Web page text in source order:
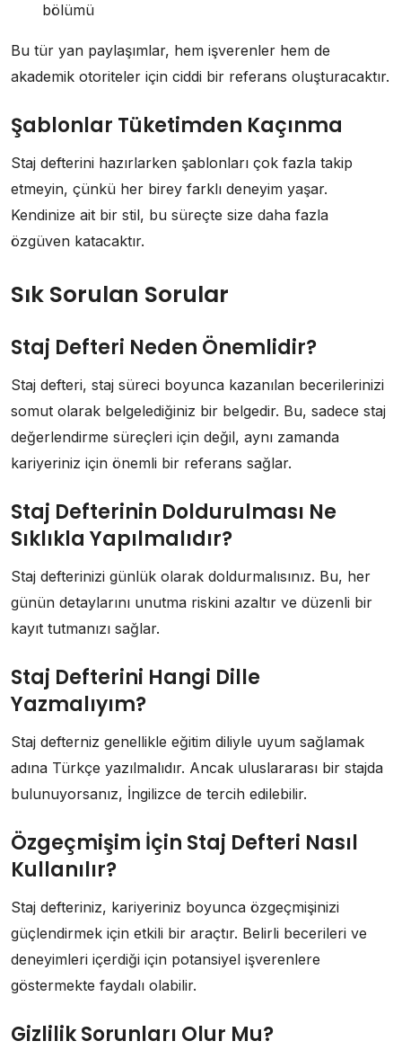
bölümü
Bu tür yan paylaşımlar, hem işverenler hem de
akademik otoriteler için ciddi bir referans oluşturacaktır.
Şablonlar Tüketimden Kaçınma
Staj defterini hazırlarken şablonları çok fazla takip
etmeyin, çünkü her birey farklı deneyim yaşar.
Kendinize ait bir stil, bu süreçte size daha fazla
özgüven katacaktır.
Sık Sorulan Sorular
Staj Defteri Neden Önemlidir?
Staj defteri, staj süreci boyunca kazanılan becerilerinizi
somut olarak belgelediğiniz bir belgedir. Bu, sadece staj
değerlendirme süreçleri için değil, aynı zamanda
kariyeriniz için önemli bir referans sağlar.
Staj Defterinin Doldurulması Ne
Sıklıkla Yapılmalıdır?
Staj defterinizi günlük olarak doldurmalısınız. Bu, her
günün detaylarını unutma riskini azaltır ve düzenli bir
kayıt tutmanızı sağlar.
Staj Defterini Hangi Dille
Yazmalıyım?
Staj defterniz genellikle eğitim diliyle uyum sağlamak
adına Türkçe yazılmalıdır. Ancak uluslararası bir stajda
bulunuyorsanız, İngilizce de tercih edilebilir.
Özgeçmişim İçin Staj Defteri Nasıl
Kullanılır?
Staj defteriniz, kariyeriniz boyunca özgeçmişinizi
güçlendirmek için etkili bir araçtır. Belirli becerileri ve
deneyimleri içerdiği için potansiyel işverenlere
göstermekte faydalı olabilir.
Gizlilik Sorunları Olur Mu?